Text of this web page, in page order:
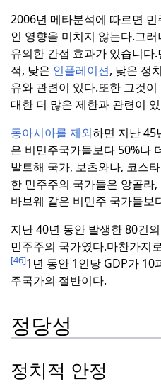
2006년 메타분석에 따르면
인 영향을 미치지 않는다.그러
유의한 간접 효과가 있습니다.
적, 낮은 인플레이션, 낮은 정
유와 관련이 있다.또한 그것이
대한 더 많은 제한과 관련이
동아시아를 제외하면 지난 45
은 비민주국가들보다 50%나
발트해 국가, 보츠와나, 코스
한 민주주의 국가들은 앙골라
바브웨 같은 비민주 국가들보
지난 40년 동안 발생한 80건
민주주의 국가였다.마찬가지
[46]1년 동안 1인당 GDP가 10
주국가의 절반이다.
정당성
정치적 안정